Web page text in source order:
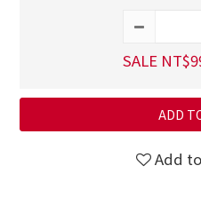
SALE
ADD
Add